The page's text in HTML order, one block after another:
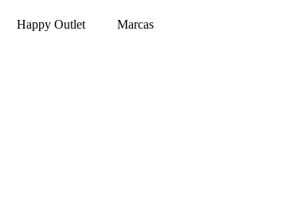
Happy Outlet Marcas